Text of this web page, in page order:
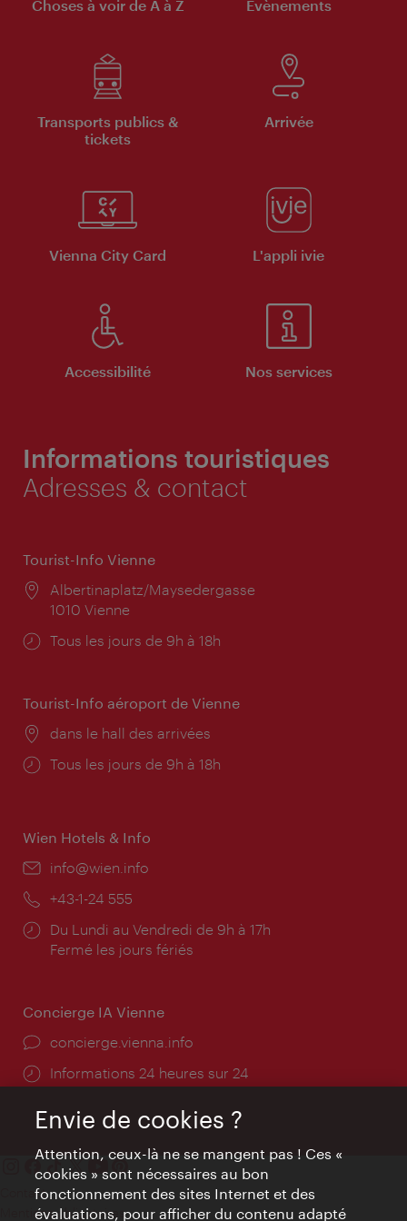
Choses à voir de A à Z Évènements
Transports publics &
tickets
Arrivée
Vienna City Card L'appli ivie
Accessibilité Nos services
Informations touristiques
Adresses & contact
Tourist-Info Vienne
Lieu:
Albertinaplatz/Maysedergasse
1010 Vienne
Horaires
Tous les jours de 9h à 18h
Tourist-Info aéroport de Vienne
Lieu:
dans le hall des arrivées
Horaires
Tous les jours de 9h à 18h
Wien Hotels & Info
E-
info@wien.info
Téléphone:
+43-1-24 555
Horaires
d'ouverture:
Du Lundi au Vendredi de 9h à 17h
Fermé les jours fériés
Concierge IA Vienne
Ort:
concierge.vienna.info
Öffnungszeiten:
Informations 24 heures sur 24
Contact
Mentions obligatoires
Envie de cookies ?
Attention, ceux-là ne se mangent pas ! Ces «
cookies » sont nécessaires au bon
fonctionnement des sites Internet et des
évaluations, pour afficher du contenu adapté